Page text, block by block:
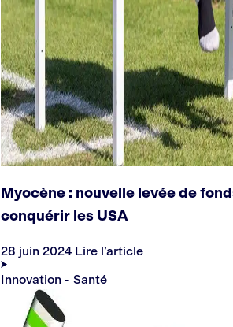
Myocène : nouvelle levée de
conquérir les USA
28 juin 2024 Lire l’article
Innovation - Santé